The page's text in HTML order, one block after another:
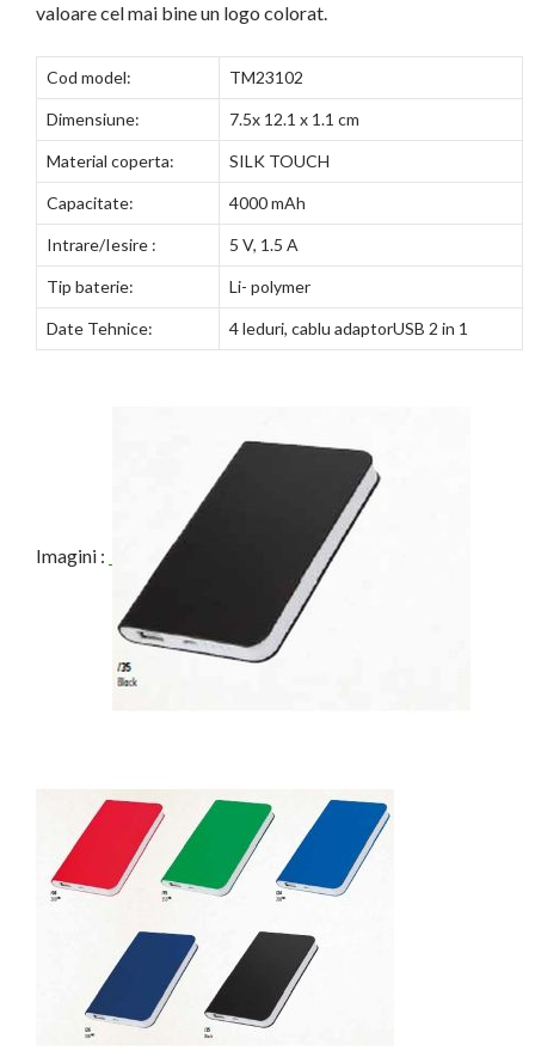
valoare cel mai bine un logo colorat.
Cod model: TM23102
Dimensiune: 7.5x 12.1 x 1.1 cm
Material coperta: SILK TOUCH
Capacitate: 4000 mAh
Intrare/Iesire : 5 V, 1.5 A
Tip baterie: Li- polymer
Date Tehnice: 4 leduri, cablu adaptorUSB 2 in 1
Imagini :